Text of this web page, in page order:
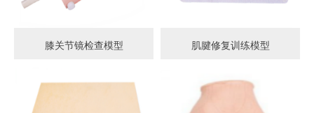
膝关节镜检查模型 肌腱修复训练模型